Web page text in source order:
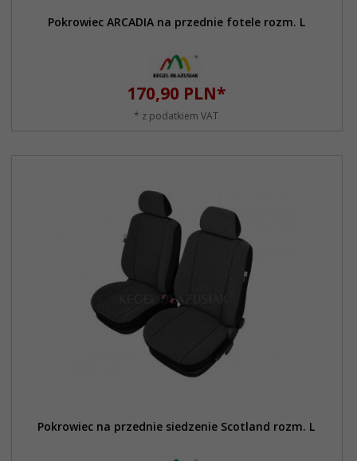
Pokrowiec ARCADIA na przednie fotele rozm. L
170,90 PLN*
* z podatkiem VAT
Pokrowiec na przednie siedzenie Scotland rozm. L